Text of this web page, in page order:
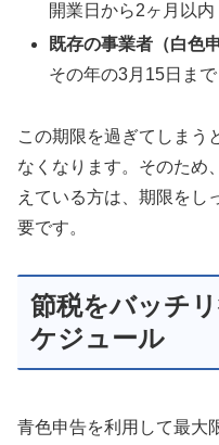
開業日から2ヶ月以内
既存の事業者（白色
その年の3月15日まで
この期限を過ぎてしまう
なくなります。そのため
えている方は、期限をし
要です。
節税をバッチ
ケジュール
青色申告を利用して最大